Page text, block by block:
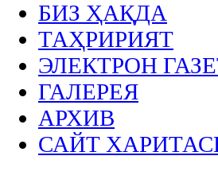
БИЗ ҲАҚДА
ТАҲРИРИЯТ
ЭЛЕКТРОН
ГАЛЕРЕЯ
АРХИВ
САЙТ